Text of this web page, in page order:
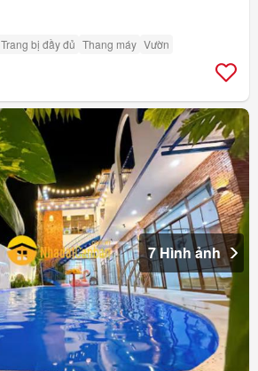
Trang bị đầy đủ Thang máy Vườn
7 Hình ảnh